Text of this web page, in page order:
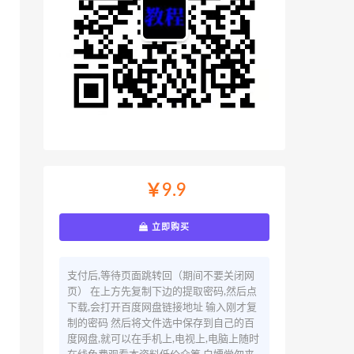
￥9.9
立即购买
支付后,等待页面跳转回（期间不要关闭网
页） 在上方先复制下边的提取密码,然后点
下载,会打开百度网盘链接地址 输入刚才复
制的密码 然后将文件选中保存到自己的百
度网盘,就可以在手机上,电视上,电脑上随时